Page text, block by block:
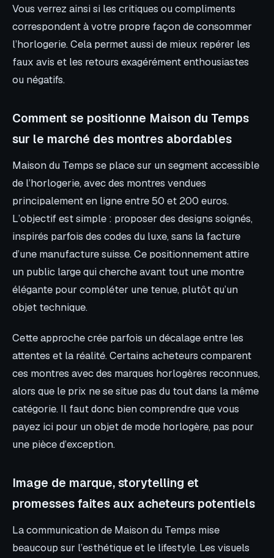
Vous verrez ainsi si les critiques ou compliments
correspondent à votre propre façon de consommer
l’horlogerie. Cela permet aussi de mieux repérer les
faux avis et les retours exagérément enthousiastes
ou négatifs.
Comment se positionne Maison du Temps
sur le marché des montres abordables
Maison du Temps se place sur un segment accessible
de l’horlogerie, avec des montres vendues
principalement en ligne entre 50 et 200 euros.
L’objectif est simple : proposer des designs soignés,
inspirés parfois des codes du luxe, sans la facture
d’une manufacture suisse. Ce positionnement attire
un public large qui cherche avant tout une montre
élégante pour compléter une tenue, plutôt qu’un
objet technique.
Cette approche crée parfois un décalage entre les
attentes et la réalité. Certains acheteurs comparent
ces montres avec des marques horlogères reconnues,
alors que le prix ne se situe pas du tout dans la même
catégorie. Il faut donc bien comprendre que vous
payez ici pour un objet de mode horlogère, pas pour
une pièce d’exception.
Image de marque, storytelling et
promesses faites aux acheteurs potentiels
La communication de Maison du Temps mise
beaucoup sur l’esthétique et le lifestyle. Les visuels